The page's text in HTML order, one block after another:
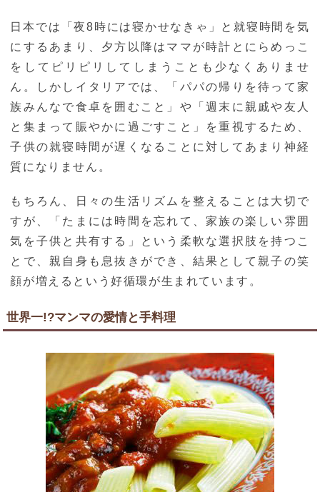
日本では「夜8時には寝かせなきゃ」と就寝時間を気
にするあまり、夕方以降はママが時計とにらめっこ
をしてピリピリしてしまうことも少なくありませ
ん。しかしイタリアでは、「パパの帰りを待って家
族みんなで食卓を囲むこと」や「週末に親戚や友人
と集まって賑やかに過ごすこと」を重視するため、
子供の就寝時間が遅くなることに対してあまり神経
質になりません。
もちろん、日々の生活リズムを整えることは大切で
すが、「たまには時間を忘れて、家族の楽しい雰囲
気を子供と共有する」という柔軟な選択肢を持つこ
とで、親自身も息抜きができ、結果として親子の笑
顔が増えるという好循環が生まれています。
世界一!?マンマの愛情と手料理